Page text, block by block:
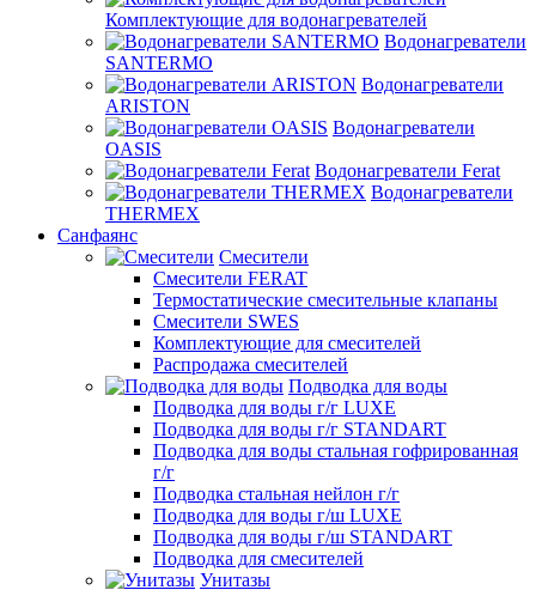
Комплектующие для водонагревателей
Водонагреватели
SANTERMO
Водонагреватели
ARISTON
Водонагреватели
OASIS
Водонагреватели Ferat
Водонагреватели
THERMEX
Санфаянс
Смесители
Смесители FERAT
Термостатические смесительные клапаны
Смесители SWES
Комплектующие для смесителей
Распродажа смесителей
Подводка для воды
Подводка для воды г/г LUXE
Подводка для воды г/г STANDART
Подводка для воды стальная гофрированная
г/г
Подводка стальная нейлон г/г
Подводка для воды г/ш LUXE
Подводка для воды г/ш STANDART
Подводка для смесителей
Унитазы